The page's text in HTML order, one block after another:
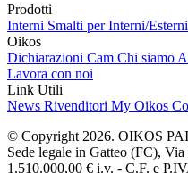
Prodotti
Interni Smalti per Interni/Esterni
Oikos
Dichiarazioni Cam Chi siamo
Lavora con noi
Link Utili
News Rivenditori My Oikos
© Copyright 2026. OIKOS
Sede legale in Gatteo (FC),
1.510.000,00 € i.v. - C.F. e